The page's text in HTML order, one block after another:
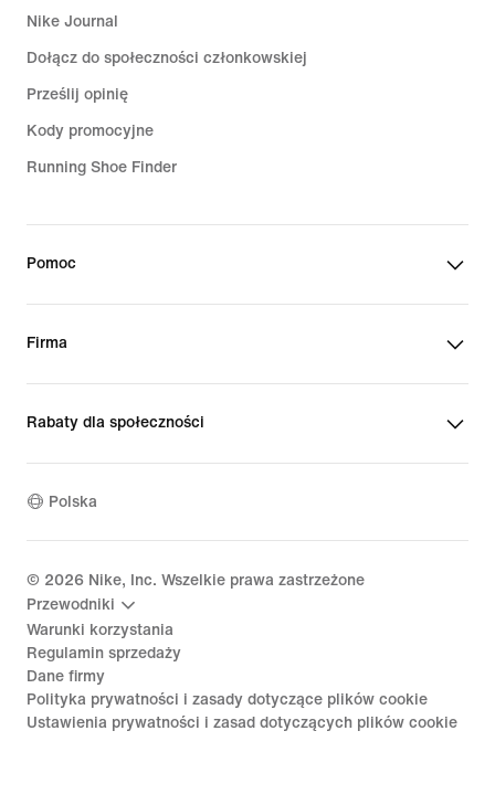
Nike Journal
Dołącz do społeczności członkowskiej
Prześlij opinię
Kody promocyjne
Running Shoe Finder
Pomoc
Firma
Rabaty dla społeczności
Polska
© 2026 Nike, Inc. Wszelkie prawa zastrzeżone
Przewodniki
Warunki korzystania
Regulamin sprzedaży
Dane firmy
Polityka prywatności i zasady dotyczące plików cookie
Ustawienia prywatności i zasad dotyczących plików cookie